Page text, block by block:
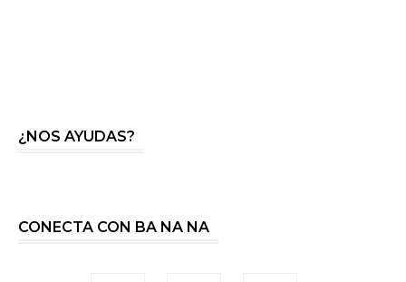
¿NOS AYUDAS?
CONECTA CON BA NA NA